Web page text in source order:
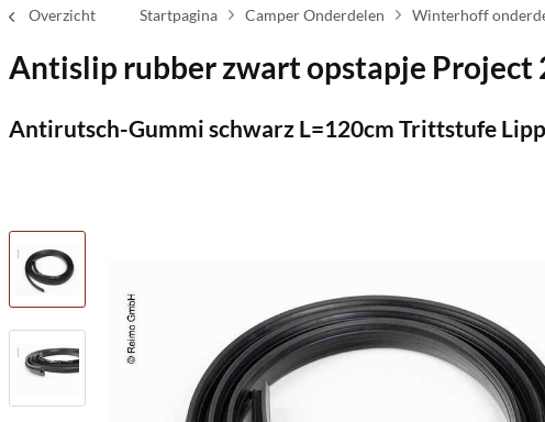
Overzicht Startpagina Camper Onderdelen Winterhoff
Antislip rubber zwart opstapje Project
Antirutsch-Gummi schwarz L=120cm Trittstufe